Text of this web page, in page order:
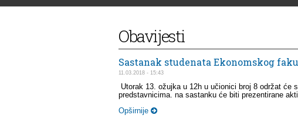
You are here
Obavijesti
Sastanak studenata Ekonomskog
11.03.2018 - 15:43
Utorak 13. ožujka u 12h u učionici broj 8 održat će
predstavnicima. na sastanku će biti prezentirane
Opširnije